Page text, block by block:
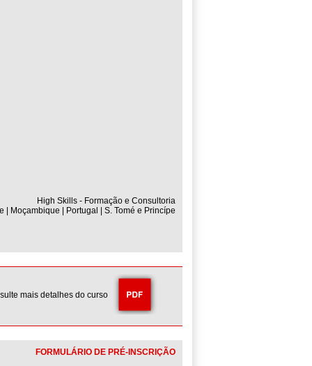
High Skills - Formação e Consultoria
| Moçambique | Portugal | S. Tomé e Princípe
mais detalhes do curso
FORMULÁRIO DE PRÉ-INSCRIÇÃO